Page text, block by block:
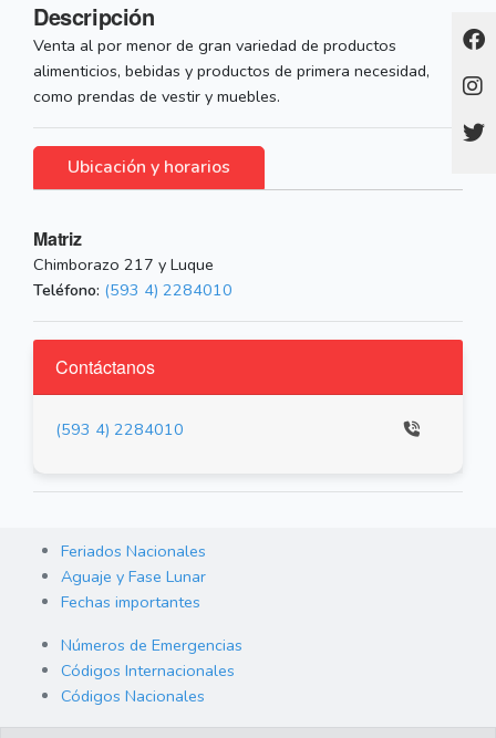
Descripción
Venta al por menor de gran variedad de productos
alimenticios, bebidas y productos de primera necesidad,
como prendas de vestir y muebles.
Ubicación y horarios
Matriz
Chimborazo 217 y Luque
Teléfono: (593 4) 2284010
Contáctanos
(593 4) 2284010
Feriados Nacionales
Aguaje y Fase Lunar
Fechas importantes
Números de Emergencias
Códigos Internacionales
Códigos Nacionales